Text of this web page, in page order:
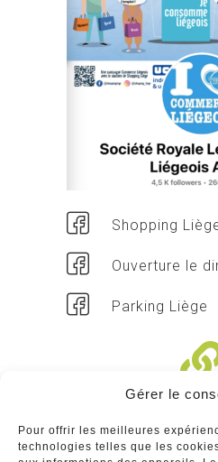
Gérer le
Pour offrir les meilleures
technologies telles que les
Shopping
Ouverture le
Parking Liège